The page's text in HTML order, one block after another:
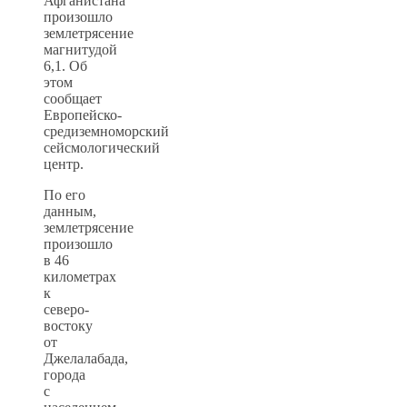
произошло
землетрясение
магнитудой
6,1. Об
этом
сообщает
Европейско-
средиземноморский
сейсмологический
центр.
По его
данным,
землетрясение
произошло
в 46
километрах
к
северо-
востоку
от
Джелалабада,
города
с